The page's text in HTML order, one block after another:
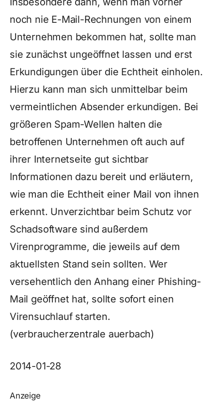
noch nie E-Mail-Rechnungen von einem
Unternehmen bekommen hat, sollte man
sie zunächst ungeöffnet lassen und erst
Erkundigungen über die Echtheit einholen.
Hierzu kann man sich unmittelbar beim
vermeintlichen Absender erkundigen. Bei
größeren Spam-Wellen halten die
betroffenen Unternehmen oft auch auf
ihrer Internetseite gut sichtbar
Informationen dazu bereit und erläutern,
wie man die Echtheit einer Mail von ihnen
erkennt. Unverzichtbar beim Schutz vor
Schadsoftware sind außerdem
Virenprogramme, die jeweils auf dem
aktuellsten Stand sein sollten. Wer
versehentlich den Anhang einer Phishing-
Mail geöffnet hat, sollte sofort einen
Virensuchlauf starten.
(verbraucherzentrale auerbach)
2014-01-28
Anzeige